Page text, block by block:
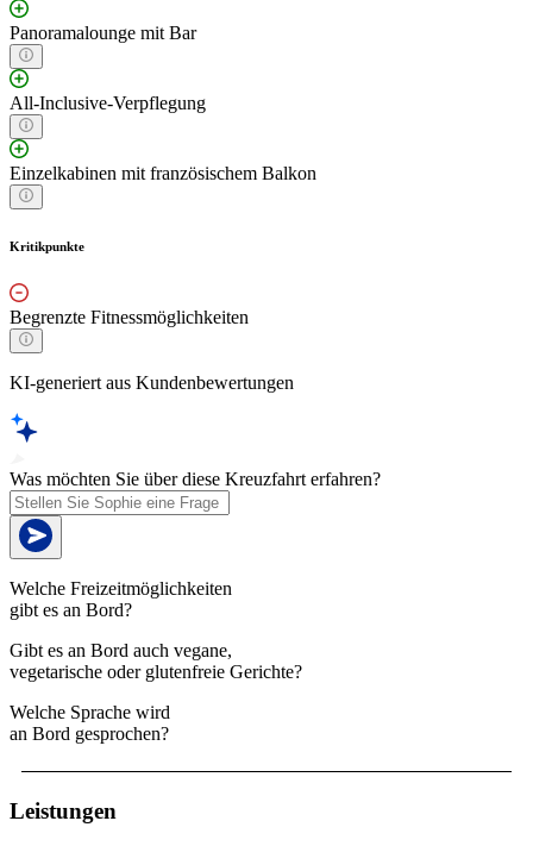
Panoramalounge mit Bar
All-Inclusive-Verpflegung
Einzelkabinen mit französischem Balkon
Kritikpunkte
Begrenzte Fitnessmöglichkeiten
KI-generiert aus Kundenbewertungen
Was möchten Sie über diese Kreuzfahrt erfahren?
Welche Freizeitmöglichkeiten
gibt es an Bord?
Gibt es an Bord auch vegane,
vegetarische oder glutenfreie Gerichte?
Welche Sprache wird
an Bord gesprochen?
Leistungen